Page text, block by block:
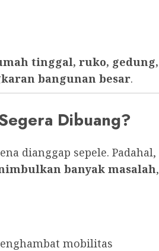
tinggal, ruko, gedung,
bangunan besar.
Dibuang?
dianggap sepele. Padahal,
banyak masalah,
mobilitas